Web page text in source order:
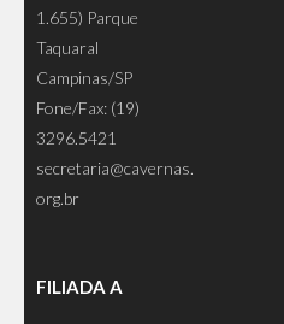
1.655) Parque
Taquaral
Campinas/SP
Fone/Fax: (19)
3296.5421
secretaria@cavernas.
org.br
FILIADA A